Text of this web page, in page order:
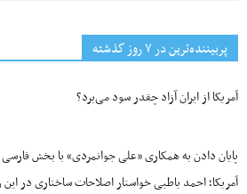
پربیننده‌ترین‌ در ۷ روز گذشته
آمریکا از ایران آزاد چقدر سود می‌برد؟
پایان دادن به همکاری «علی جوانمردی» با بخش
آمریکا؛ احمد باطبی خواستار اصلاحات ساختاری در